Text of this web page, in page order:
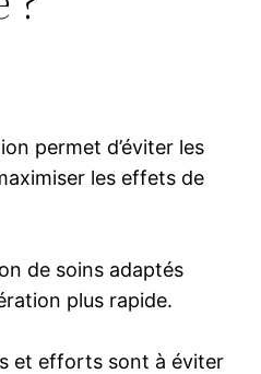
permet d’éviter les
les effets de
de soins adaptés
plus rapide.
et efforts sont à éviter